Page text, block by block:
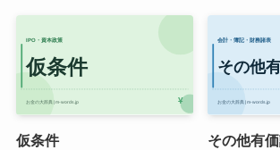
仮条件 その他有